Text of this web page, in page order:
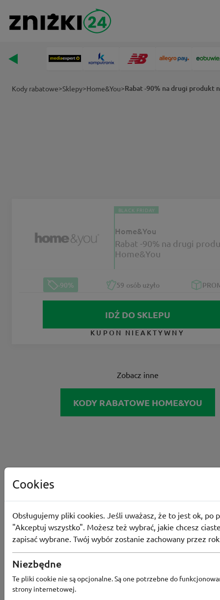
Kody rabatowe>Sklepy>Home&You>Rabat -90% na drugi produkt
BLACK FRIDAY
Home&You
Rabat -90% na drugi
Home&You
-90% 59 osób użyło
IDŹ DO SKLEPU
KUPON NIEAKTYWNY
Zobacz inne
KODY RABATOWE HOME&YOU
Cookies
Obsługujemy pliki cookies. Jeśli uważasz, że to jest ok, po
"Akceptuj wszystko". Możesz też wybrać, jakie chcesz
zapisać wybrane. Twój wybór zostanie zachowany przez
Niezbędne
Te pliki cookie nie są opcjonalne. Są one potrzebne do
strony internetowej.